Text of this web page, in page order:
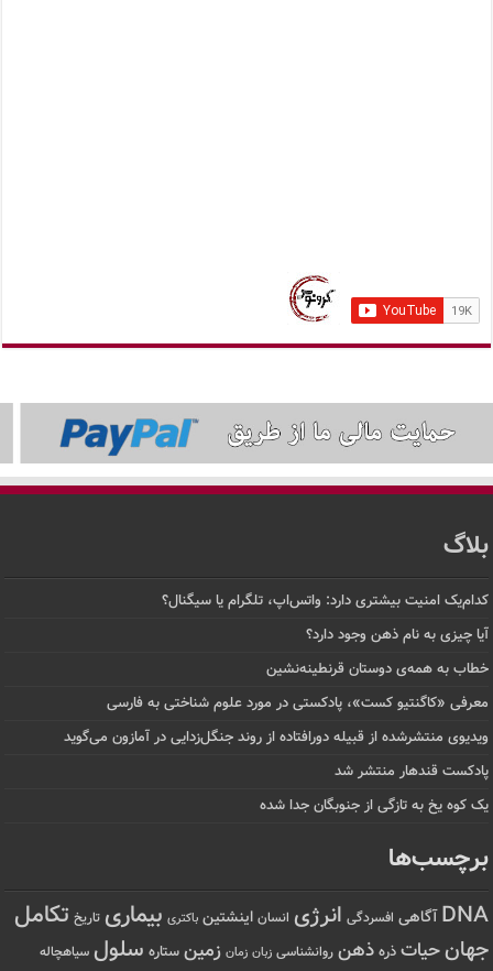
بلاگ
کدام‌یک امنیت بیشتری دارد: واتس‌اپ، تلگرام یا سیگنال؟
آیا چیزی به نام ذهن وجود دارد؟
خطاب به همه‌ی دوستان قرنطینه‌نشین
معرفی «کاگنتیو کست»، پادکستی در مورد علوم شناختی به فارسی
ویدیوی منتشرشده از قبیله دورافتاده‌ از روند جنگل‌زدایی در آمازون می‌گوید
پادکست قندهار منتشر شد
یک کوه یخ به تازگی از جنوبگان جدا شده
برچسب‌ها
DNA آگاهی افسردگی انرژی انسان اینشتین باکتری بیماری تاریخ تکامل
جهانحیات ذره ذهن روانشناسی زبان زمان زمین ستاره سلول سیاهچاله